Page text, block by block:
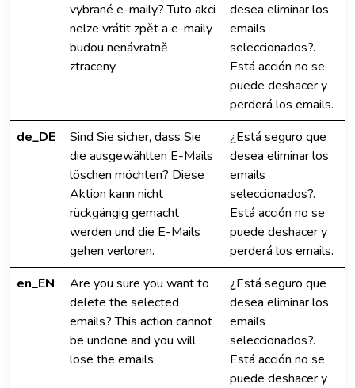
vybrané e-maily? Tuto akci
nelze vrátit zpět a e-maily
budou nenávratně
ztraceny.
desea eliminar los
emails
seleccionados?.
Está acción no se
puede deshacer y
perderá los emails.
de_DE
Sind Sie sicher, dass Sie
die ausgewählten E-Mails
löschen möchten? Diese
Aktion kann nicht
rückgängig gemacht
werden und die E-Mails
gehen verloren.
¿Está seguro que
desea eliminar los
emails
seleccionados?.
Está acción no se
puede deshacer y
perderá los emails.
en_EN
Are you sure you want to
delete the selected
emails? This action cannot
be undone and you will
lose the emails.
¿Está seguro que
desea eliminar los
emails
seleccionados?.
Está acción no se
puede deshacer y